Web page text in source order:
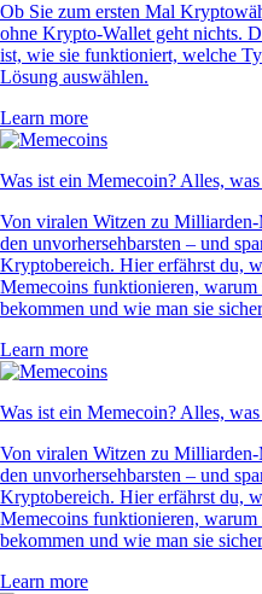
Ob Sie zum ersten Mal
ohne Krypto-Wallet geht nichts.
ist, wie sie funktioniert, welche
Lösung auswählen.
Learn more
Was ist ein Memecoin? Alles,
Von viralen Witzen zu
den unvorhersehbarsten – und
Kryptobereich. Hier erfährst du,
Memecoins funktionieren,
bekommen und wie man sie
Learn more
Was ist ein Memecoin? Alles,
Von viralen Witzen zu
den unvorhersehbarsten – und
Kryptobereich. Hier erfährst du,
Memecoins funktionieren,
bekommen und wie man sie
Learn more